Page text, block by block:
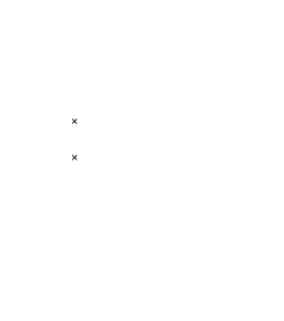
×
×